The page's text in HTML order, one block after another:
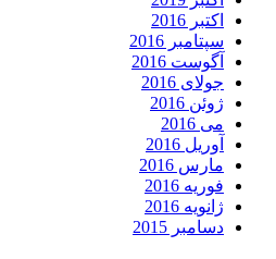
اکتبر 2016
سپتامبر 2016
آگوست 2016
جولای 2016
ژوئن 2016
می 2016
آوریل 2016
مارس 2016
فوریه 2016
ژانویه 2016
دسامبر 2015